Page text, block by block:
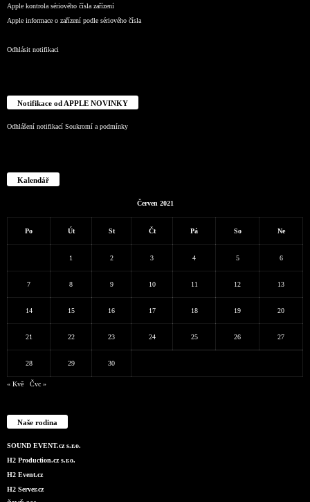
Apple kontrola sériového čísla zařízení
Apple informace o zařízení podle sériového čísla
Odhlásit notifikaci
Notifikace od APPLE NOVINKY
Odhlášení notifikací Soukromí a podmínky
Kalendář
Červen 2021
Po Út St Čt Pá So Ne
1 2 3 4 5 6
7 8 9 10 11 12 13
14 15 16 17 18 19 20
21 22 23 24 25 26 27
28 29 30
« Kvě Čvc »
Naše rodina
SOUND EVENT.cz s.r.o.
H2 Production.cz s.r.o.
H2 Event.cz
H2 Server.cz